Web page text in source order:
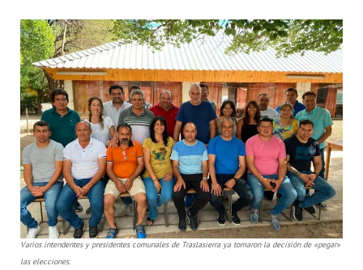
Varios intendentes y presidentes comunales de Traslasierra ya tomaron la decisión de «pegar»
las elecciones.